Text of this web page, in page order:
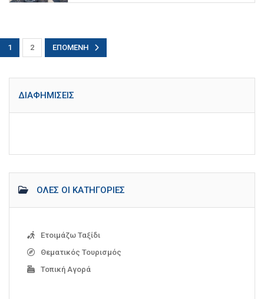
1 2 ΕΠΌΜΕΝΗ
ΔΙΑΦΗΜΊΣΕΙΣ
ΌΛΕΣ ΟΙ ΚΑΤΗΓΟΡΊΕΣ
Ετοιμάζω Ταξίδι
Θεματικός Τουρισμός
Τοπική Αγορά